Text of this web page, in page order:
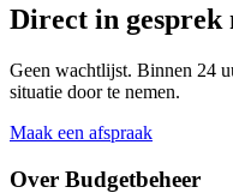
Direct in gesprek
Geen wachtlijst. Binnen 24
situatie door te nemen.
Maak een afspraak
Over Budgetbeheer